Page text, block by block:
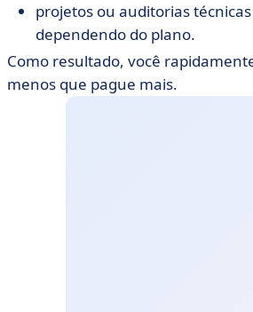
projetos ou auditorias
dependendo do plano.
Como resultado, você
menos que pague mais.